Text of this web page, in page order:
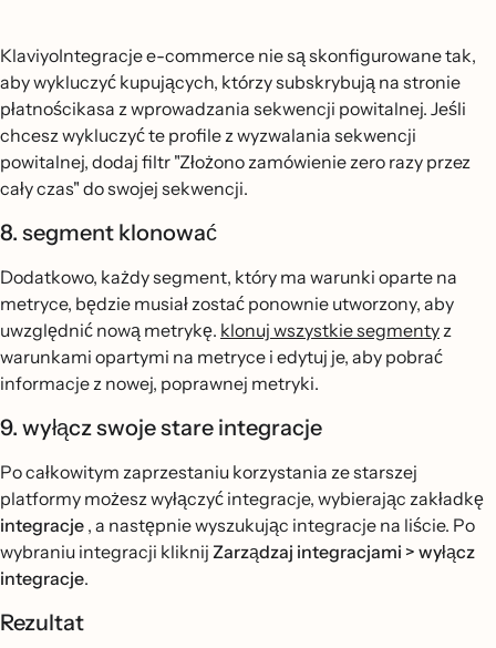
KlaviyoIntegracje e-commerce nie są skonfigurowane tak,
aby wykluczyć kupujących, którzy subskrybują na stronie
płatnościkasa z wprowadzania sekwencji powitalnej. Jeśli
chcesz wykluczyć te profile z wyzwalania sekwencji
powitalnej, dodaj filtr "Złożono zamówienie zero razy przez
cały czas" do swojej sekwencji.
8. segment klonować
Dodatkowo, każdy segment, który ma warunki oparte na
metryce, będzie musiał zostać ponownie utworzony, aby
uwzględnić nową metrykę. klonuj wszystkie segmentyz
warunkami opartymi na metryce i edytuj je, aby pobrać
informacje z nowej, poprawnej metryki.
9. wyłącz swoje stare integracje
Po całkowitym zaprzestaniu korzystania ze starszej
platformy możesz wyłączyć integracje, wybierając zakładkę
integracje , a następnie wyszukując integracje na liście. Po
wybraniu integracji kliknij Zarządzaj integracjami > wyłącz
integracje.
Rezultat